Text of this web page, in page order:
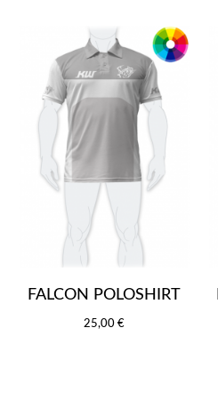
FALCON POLOSHIRT
25,00 €